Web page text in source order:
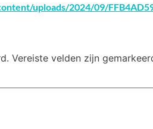
uploads/2024/09/
Vereiste velden zijn